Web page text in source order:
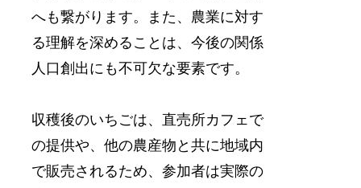
へも繋がります。また、農業に対す
る理解を深めることは、今後の関係
人口創出にも不可欠な要素です。
収穫後のいちごは、直売所カフェで
の提供や、他の農産物と共に地域内
で販売されるため、参加者は実際の